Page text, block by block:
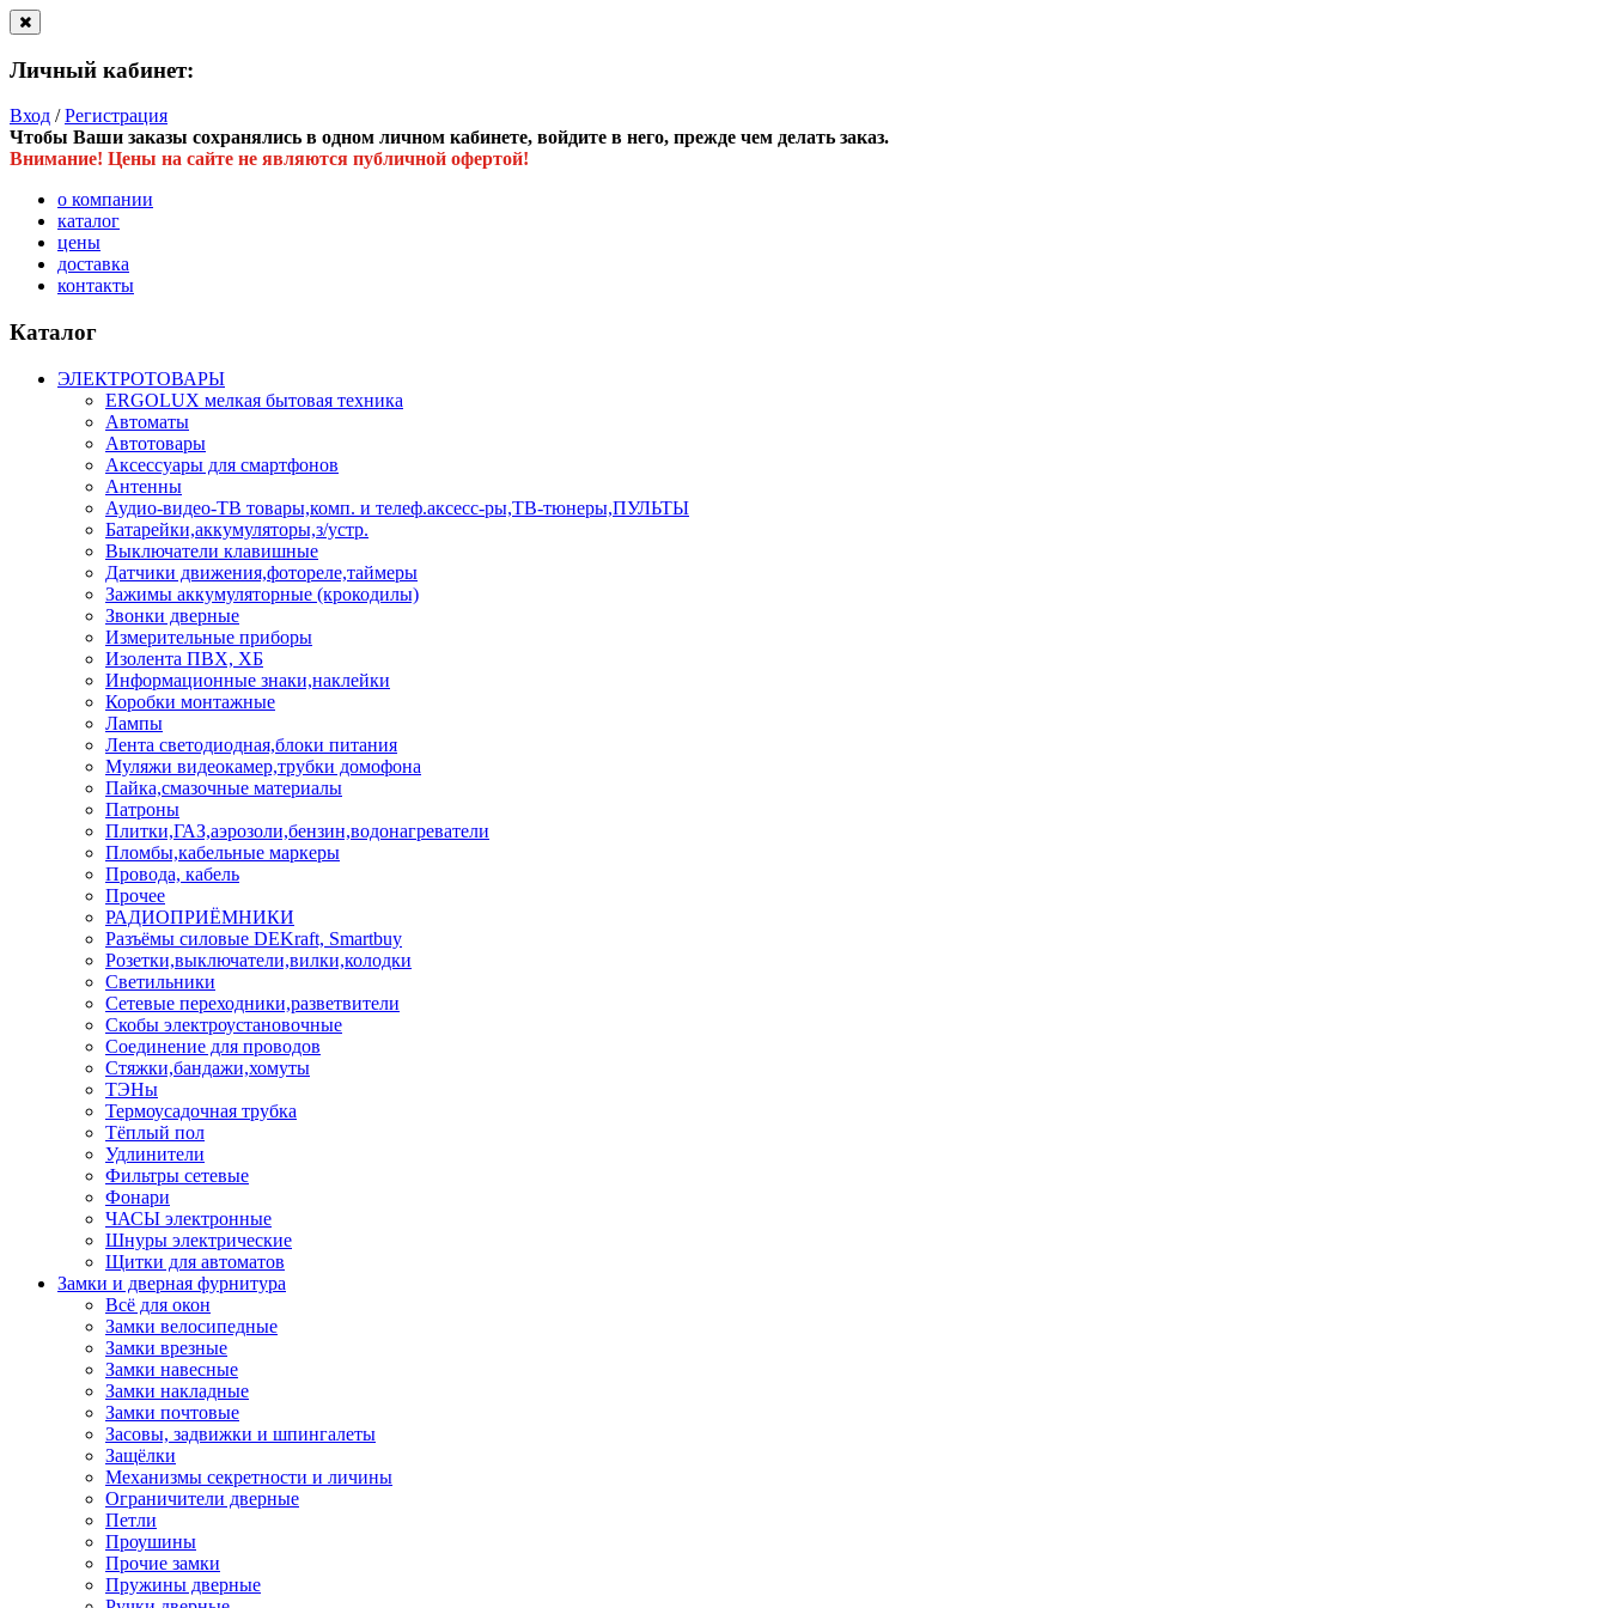
Личный кабинет:
Вход /Регистрация
Чтобы Ваши заказы сохранялись в одном личном кабинете, войдите в него, прежде чем делать заказ.
Внимание! Цены на сайте не являются публичной офертой!
о компании
каталог
цены
доставка
контакты
Каталог
ЭЛЕКТРОТОВАРЫ
ERGOLUX мелкая бытовая техника
Автоматы
Автотовары
Аксессуары для смартфонов
Антенны
Аудио-видео-ТВ товары,комп. и телеф.аксесс-ры,ТВ-тюнеры,ПУЛЬТЫ
Батарейки,аккумуляторы,з/устр.
Выключатели клавишные
Датчики движения,фотореле,таймеры
Зажимы аккумуляторные (крокодилы)
Звонки дверные
Измерительные приборы
Изолента ПВХ, ХБ
Информационные знаки,наклейки
Коробки монтажные
Лампы
Лента светодиодная,блоки питания
Муляжи видеокамер,трубки домофона
Пайка,смазочные материалы
Патроны
Плитки,ГАЗ,аэрозоли,бензин,водонагреватели
Пломбы,кабельные маркеры
Провода, кабель
Прочее
РАДИОПРИЁМНИКИ
Разъёмы силовые DEKraft, Smartbuy
Розетки,выключатели,вилки,колодки
Светильники
Сетевые переходники,разветвители
Скобы электроустановочные
Соединение для проводов
Стяжки,бандажи,хомуты
ТЭНы
Термоусадочная трубка
Тёплый пол
Удлинители
Фильтры сетевые
Фонари
ЧАСЫ электронные
Шнуры электрические
Щитки для автоматов
Замки и дверная фурнитура
Всё для окон
Замки велосипедные
Замки врезные
Замки навесные
Замки накладные
Замки почтовые
Засовы, задвижки и шпингалеты
Защёлки
Механизмы секретности и личины
Ограничители дверные
Петли
Проушины
Прочие замки
Пружины дверные